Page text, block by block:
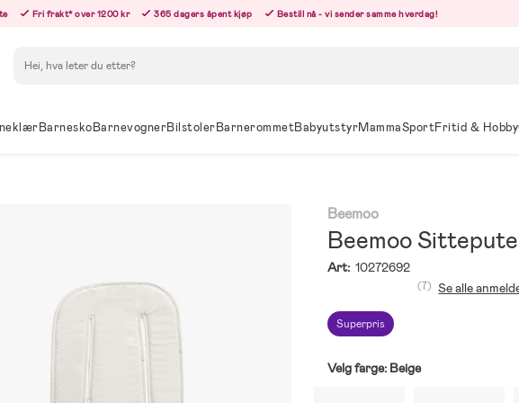
Fri frakt* over 1200 kr 365 dagers åpent kjøp Bestill nå - vi sender samme hverdag!
BarneskoBarnevognerBilstolerBarnerommetBabyutstyrMammaSportFritid & Hobby
Beemoo
Beemoo
Art: 10272692
Superpris
(7) Se alle
Velg farge: Beige